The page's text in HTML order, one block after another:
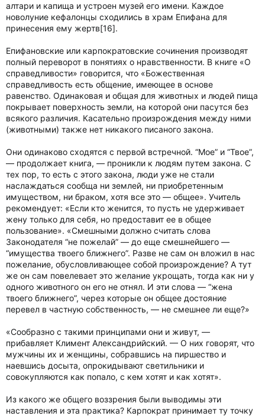
алтари и капища и устроен музей его имени. Каждое
новолуние кефалонцы сходились в храм Епифана для
принесения ему жертв[16].
Епифановские или карпократовские сочинения производят
полный переворот в понятиях о нравственности. В книге «О
справедливости» говорится, что «Божественная
справедливость есть общение, имеющее в основе
равенство. Одинаковая и общая для животных и людей пища
покрывает поверхность земли, на которой они пасутся без
всякого различия. Касательно произрождения между ними
(животными) также нет никакого писаного закона.
Они одинаково сходятся с первой встречной. “Мое” и “Твое”,
— продолжает книга, — проникли к людям путем закона. С
тех пор, то есть с этого закона, люди уже не стали
наслаждаться сообща ни землей, ни приобретенным
имуществом, ни браком, хотя все это — общее». Учитель
рекомендует: «Если кто женится, то пусть не удерживает
жену только для себя, но предоставит ее в общее
пользование». «Смешными должно считать слова
Законодателя “не пожелай” — до еще смешнейшего —
“имущества твоего ближнего”. Разве не сам он вложил в нас
пожелание, обусловливающее собой произрождение? А тут
же он сам повелевает это желание укрощать, тогда как ни у
одного животного он его не отнял. И эти слова — “жена
твоего ближнего”, через которые он общее достояние
перевел в частную собственность, — не смешнее ли еще?»
«Сообразно с такими принципами они и живут, —
прибавляет Климент Александрийский. — О них говорят, что
мужчины их и женщины, собравшись на пиршество и
наевшись досыта, опрокидывают светильники и
совокупляются как попало, с кем хотят и как хотят».
Из какого же общего воззрения были выводимы эти
наставления и эта практика? Карпократ принимает ту точку